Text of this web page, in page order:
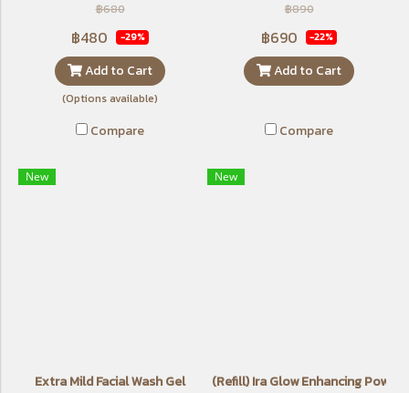
฿680
฿480 -29%
Add to Cart
(Options available)
Compare
฿890
฿690 -22%
Add to Cart
Compare
New
Extra Mild Facial Wash Gel
New
(Refill) Ira Glow Enhancing